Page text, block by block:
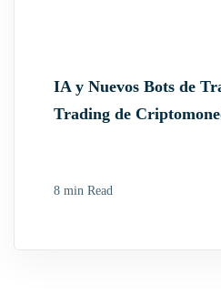
IA y Nuevos Bots de
Trading de
8 min Read